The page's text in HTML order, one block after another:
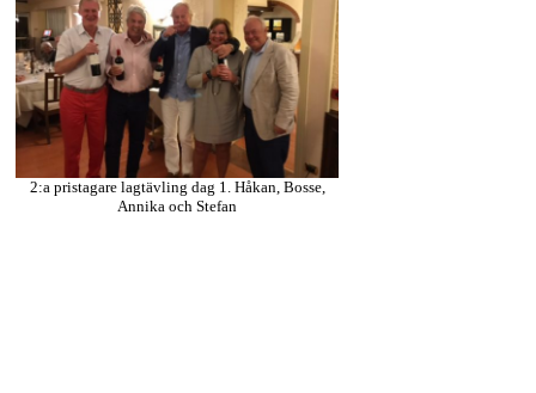
2:a pristagare lagtävling dag 1. Håkan, Bosse,
Annika och Stefan